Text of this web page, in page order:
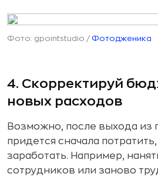
Фото: gpointstudio /Фотодженика
4. Скорректируй
новых расходов
Возможно, после выхода из
придется сначала
заработать. Например,
сотрудников или заново